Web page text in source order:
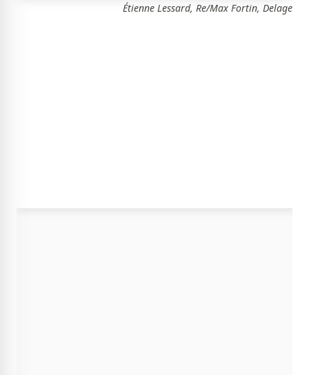
Étienne Lessard, Re/Max Fortin, Delage